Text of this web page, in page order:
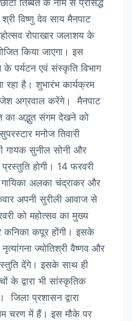
विष्णु देव साय मैनपाट
रोपाखार जलाशय के
किया जाएगा। इस
पर्यटन एवं संस्कृति विभाग
रहा है। शुभारंभ कार्यक्रम
अग्रवाल करेंगे। मैनपाट
का अद्भुत संगम देखने को
मनोज तिवारी
गायक सुनील सोनी और
होगी। 14 फरवरी
अलका चंद्राकर और
अपनी सुरीली आवाज से
को महोत्सव का मुख्य
कनिका कपूर होंगी। इसके
ज्योतिश्री वैष्णव और
देंगे। इसके साथ ही
के द्वारा भी सांस्कृतिक
जिला प्रशासन द्वारा
चरण में हैं। इस मौके पर